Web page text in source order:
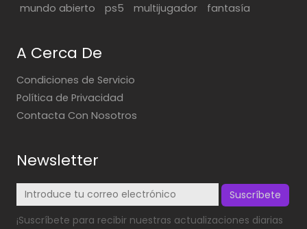
mundo abierto
ps5 multijugador fantasía
A Cerca De
Condiciones de Servicio
Política de Privacidad
Contacta Con Nosotros
Newsletter
Suscríbete
¡Suscríbete para recibir nuestras actualizaciones diarias